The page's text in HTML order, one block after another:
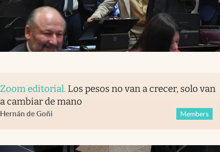
Zoom editorial. Los pesos no van a crecer, solo van
a cambiar de mano
Hernán de Goñi Members